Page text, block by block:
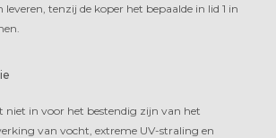
leveren, tenzij de koper het bepaalde in lid 1 in
niet in voor het bestendig zijn van het
van vocht, extreme UV-straling en